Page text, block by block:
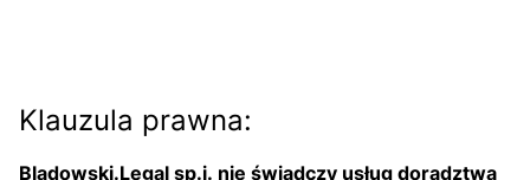
Klauzula prawna:
Bladowski.Legal sp.j. nie świadczy usług doradztwa